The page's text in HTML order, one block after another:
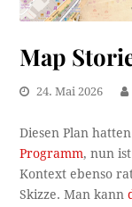
Map
24. Mai 2026
Diesen Plan
Programm, nun
Kontext ebenso
Skizze. Man kann